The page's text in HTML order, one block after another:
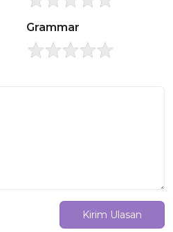
Grammar
Kirim Ulasan